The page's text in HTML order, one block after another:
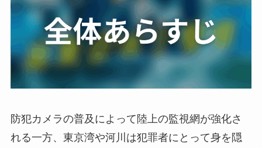
防犯カメラの普及によって陸上の監視網が強化さ
れる一方、東京湾や河川は犯罪者にとって身を隠